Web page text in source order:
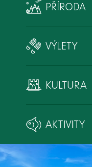
PŘÍRODA
VÝLETY
KULTURA
AKTIVITY